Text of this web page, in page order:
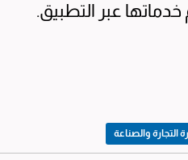
عبر التطبيق.
التجارة والصناعة